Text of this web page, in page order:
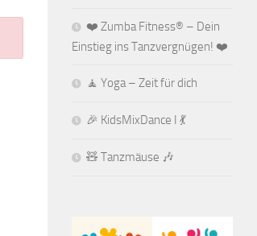
Office 365
❤️ Zumba Fitness® – Dein
Einstieg ins Tanzvergnügen! ❤️
🧘 Yoga – Zeit für dich
🎉 KidsMixDance I 💃
🧸 Tanzmäuse 🎶